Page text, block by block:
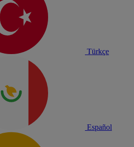
Türkçe
Español